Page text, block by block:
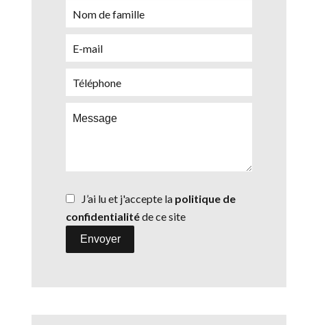
J’ai lu et j'accepte la politique de
confidentialitéde ce site
Envoyer